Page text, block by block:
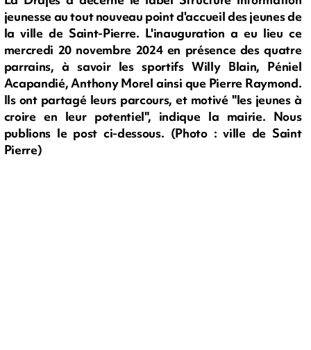
jeunesse au tout nouveau point d'accueil des jeunes de
la ville de Saint-Pierre. L'inauguration a eu lieu ce
mercredi 20 novembre 2024 en présence des quatre
parrains, à savoir les sportifs Willy Blain, Péniel
Acapandié, Anthony Morel ainsi que Pierre Raymond.
Ils ont partagé leurs parcours, et motivé "les jeunes à
croire en leur potentiel", indique la mairie. Nous
publions le post ci-dessous. (Photo : ville de Saint
Pierre)